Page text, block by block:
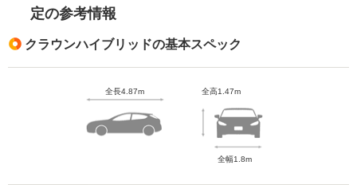
定の参考情報
クラウンハイブリッドの基本スペック
全長4.87m 全高1.47m
全幅1.8m